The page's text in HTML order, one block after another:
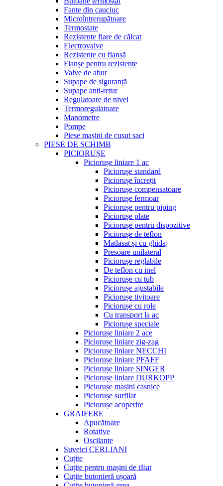
Fante din cauciuc
Microîntrerupătoare
Termostate
Rezistențe fiare de călcat
Electrovalve
Rezistențe cu flanșă
Flanșe pentru rezistențe
Valve de abur
Supape de siguranță
Supape anti-retur
Regulatoare de nivel
Termoregulatoare
Manometre
Pompe
Piese mașini de cusut saci
PIESE DE SCHIMB
PICIORUȘE
Piciorușe liniare 1 ac
Piciorușe standard
Piciorușe încrețit
Piciorușe compensatoare
Piciorușe fermoar
Piciorușe pentru piping
Piciorușe plate
Piciorușe pentru dispozitive
Piciorușe de teflon
Matlasat și cu ghidaj
Presoare unilateral
Piciorușe reglabile
De teflon cu inel
Piciorușe cu tub
Piciorușe ajustabile
Piciorușe tivitoare
Piciorușe cu role
Cu transport la ac
Piciorușe speciale
Piciorușe liniare 2 ace
Piciorușe liniare zig-zag
Piciorușe liniare NECCHI
Piciorușe liniare PFAFF
Piciorușe liniare SINGER
Piciorușe liniare DURKOPP
Piciorușe mașini casnice
Piciorușe surfilat
Piciorușe acoperire
GRAIFERE
Apucătoare
Rotative
Oscilante
Suveici CERLIANI
Cuțite
Cuțite pentru mașini de tăiat
Cuțite butonieră ușoară